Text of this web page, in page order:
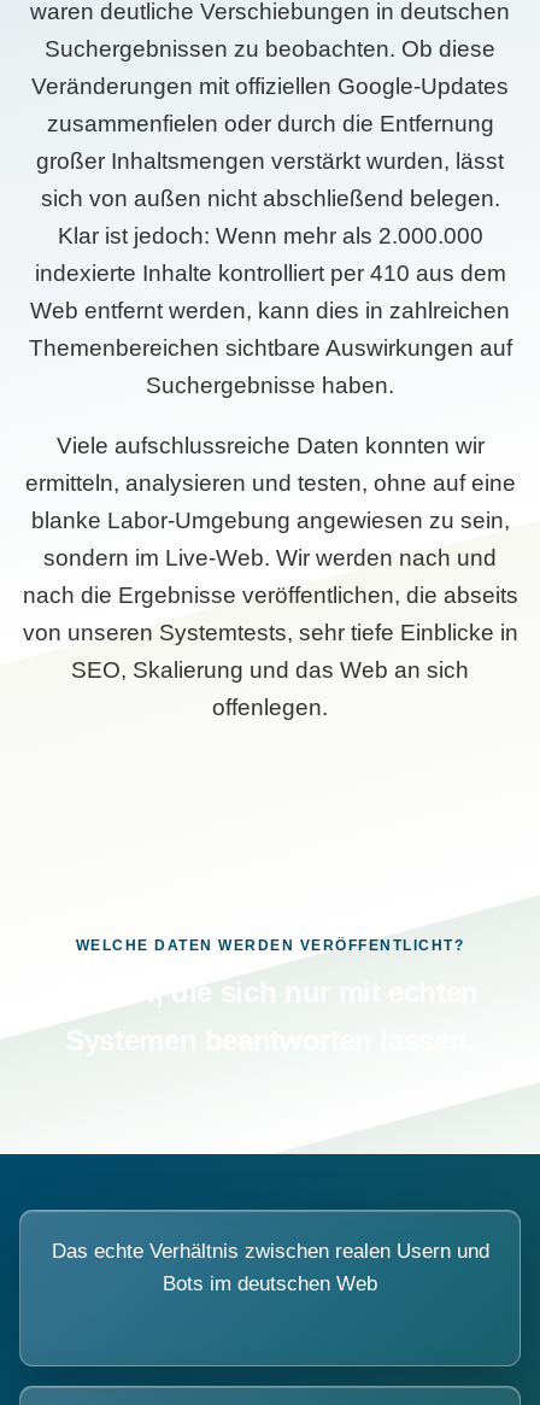
waren deutliche Verschiebungen in deutschen
Suchergebnissen zu beobachten. Ob diese
Veränderungen mit offiziellen Google-Updates
zusammenfielen oder durch die Entfernung
großer Inhaltsmengen verstärkt wurden, lässt
sich von außen nicht abschließend belegen.
Klar ist jedoch: Wenn mehr als 2.000.000
indexierte Inhalte kontrolliert per 410 aus dem
Web entfernt werden, kann dies in zahlreichen
Themenbereichen sichtbare Auswirkungen auf
Suchergebnisse haben.
Viele aufschlussreiche Daten konnten wir
ermitteln, analysieren und testen, ohne auf eine
blanke Labor-Umgebung angewiesen zu sein,
sondern im Live-Web. Wir werden nach und
nach die Ergebnisse veröffentlichen, die abseits
von unseren Systemtests, sehr tiefe Einblicke in
SEO, Skalierung und das Web an sich
offenlegen.
WELCHE DATEN WERDEN VERÖFFENTLICHT?
Das echte Verhältnis zwischen realen Usern und
Bots im deutschen Web